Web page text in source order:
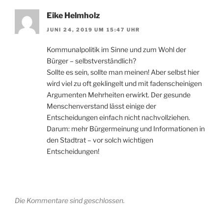
Eike Helmholz
JUNI 24, 2019 UM 15:47 UHR
Kommunalpolitik im Sinne und zum Wohl der
Bürger – selbstverständlich?
Sollte es sein, sollte man meinen! Aber selbst hier
wird viel zu oft geklingelt und mit fadenscheinigen
Argumenten Mehrheiten erwirkt. Der gesunde
Menschenverstand lässt einige der
Entscheidungen einfach nicht nachvollziehen.
Darum: mehr Bürgermeinung und Informationen in
den Stadtrat – vor solch wichtigen
Entscheidungen!
Die Kommentare sind geschlossen.